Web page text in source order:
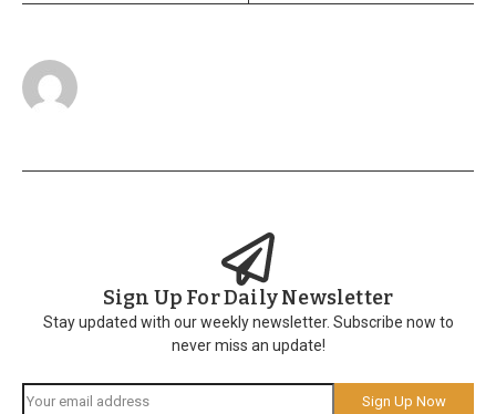
Sign Up For Daily Newsletter
Stay updated with our weekly newsletter. Subscribe now to
never miss an update!